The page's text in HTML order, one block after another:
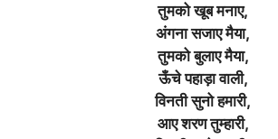
तुमको खूब मनाए,
अंगना सजाए मैया,
तुमको बुलाए मैया,
ऊँचे पहाड़ा वाली,
विनती सुनो हमारी,
आए शरण तुम्हारी,